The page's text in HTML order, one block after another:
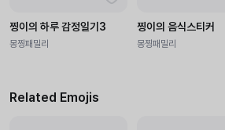
찡이의 하루 감정일기3
몽찡패밀리
찡이의 음식스티커
몽찡패밀리
Related Emojis